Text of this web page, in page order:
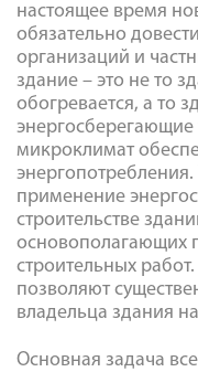
настоящее время
обязательно
организаций и
здание – это не то
обогревается, а то
энергосберегающие
микроклимат
применение
строительстве
основополагающих
строительных
позволяют
владельца здания
Основная задача